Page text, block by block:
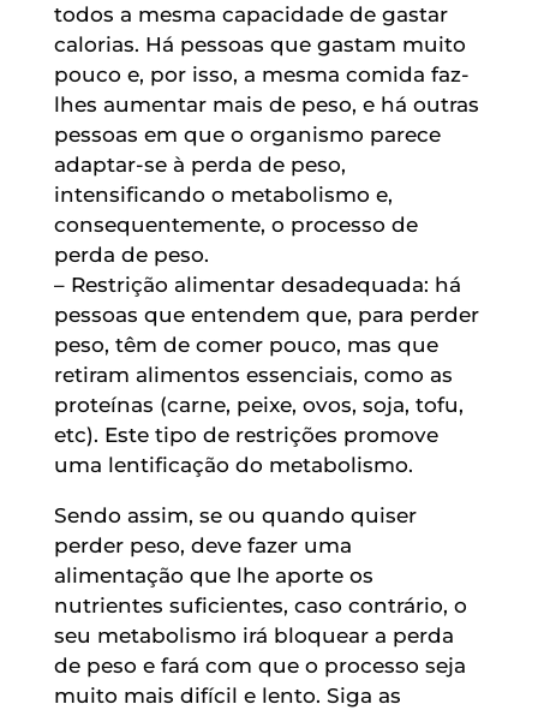
todos a mesma capacidade de gastar
calorias. Há pessoas que gastam muito
pouco e, por isso, a mesma comida faz-
lhes aumentar mais de peso, e há outras
pessoas em que o organismo parece
adaptar-se à perda de peso,
intensificando o metabolismo e,
consequentemente, o processo de
perda de peso.
– Restrição alimentar desadequada: há
pessoas que entendem que, para perder
peso, têm de comer pouco, mas que
retiram alimentos essenciais, como as
proteínas (carne, peixe, ovos, soja, tofu,
etc). Este tipo de restrições promove
uma lentificação do metabolismo.
Sendo assim, se ou quando quiser
perder peso, deve fazer uma
alimentação que lhe aporte os
nutrientes suficientes, caso contrário, o
seu metabolismo irá bloquear a perda
de peso e fará com que o processo seja
muito mais difícil e lento. Siga as